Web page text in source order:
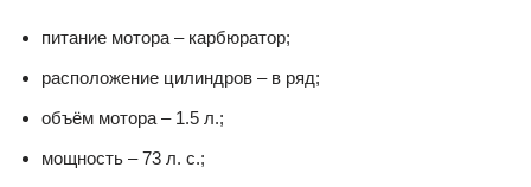
питание мотора – карбюратор;
расположение цилиндров – в ряд;
объём мотора – 1.5 л.;
мощность – 73 л. с.;